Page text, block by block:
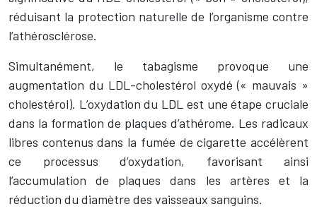
réduisant la protection naturelle de l’organisme contre
l’athérosclérose.
Simultanément, le tabagisme provoque une
augmentation du LDL-cholestérol oxydé (« mauvais »
cholestérol). L’oxydation du LDL est une étape cruciale
dans la formation de plaques d’athérome. Les radicaux
libres contenus dans la fumée de cigarette accélèrent
ce processus d’oxydation, favorisant ainsi
l’accumulation de plaques dans les artères et la
réduction du diamètre des vaisseaux sanguins.